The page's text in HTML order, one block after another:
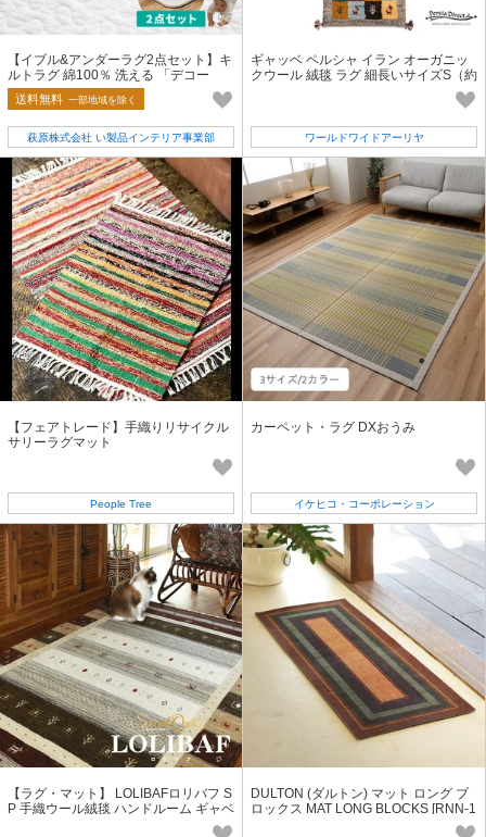
【イブル&アンダーラグ2点セット】キ
ルトラグ 綿100％ 洗える 「デコー
ル」 ベージュ/アイボリー/グレー
送料無料 一部地域を除く
萩原株式会社 い製品インテリア事業部
ギャッベ ペルシャ イラン オーガニッ
クウール 絨毯 ラグ 細長いサイズS（約
ワールドワイドアーリヤ
【フェアトレード】手織りリサイクル
サリーラグマット
People Tree
カーペット・ラグ DXおうみ
イケヒコ・コーポレーション
【ラグ・マット】 LOLIBAFロリバフ S
P 手織ウール絨毯 ハンドルーム ギャベ
DULTON (ダルトン) マット ロング ブ
ロックス MAT LONG BLOCKS [RNN-1